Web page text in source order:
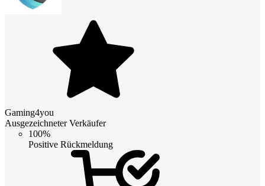
Gaming4you
Ausgezeichneter Verkäufer
100%
Positive Rückmeldung